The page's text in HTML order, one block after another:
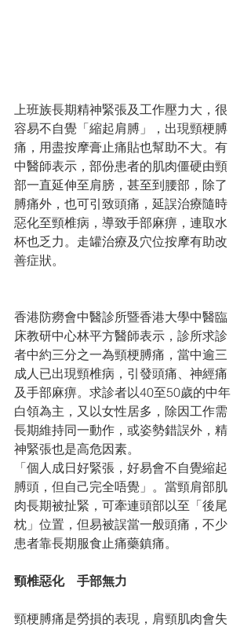
上班族長期精神緊張及工作壓力大，很
容易不自覺「縮起肩膊」，出現頸梗膊
痛，用盡按摩膏止痛貼也幫助不大。有
中醫師表示，部份患者的肌肉僵硬由頸
部一直延伸至肩膀，甚至到腰部，除了
膊痛外，也可引致頭痛，延誤治療隨時
惡化至頸椎病，導致手部麻痹，連取水
杯也乏力。走罐治療及穴位按摩有助改
善症狀。
香港防癆會中醫診所暨香港大學中醫臨
床教研中心林平方醫師表示，診所求診
者中約三分之一為頸梗膊痛，當中逾三
成人已出現頸椎病，引發頭痛、神經痛
及手部麻痹。求診者以40至50歲的中年
白領為主，又以女性居多，除因工作需
長期維持同一動作，或姿勢錯誤外，精
神緊張也是高危因素。
「個人成日好緊張，好易會不自覺縮起
膊頭，但自己完全唔覺」。當頸肩部肌
肉長期被扯緊，可牽連頭部以至「後尾
枕」位置，但易被誤當一般頭痛，不少
患者靠長期服食止痛藥鎮痛。
頸椎惡化　手部無力
頸梗膊痛是勞損的表現，肩頸肌肉會失